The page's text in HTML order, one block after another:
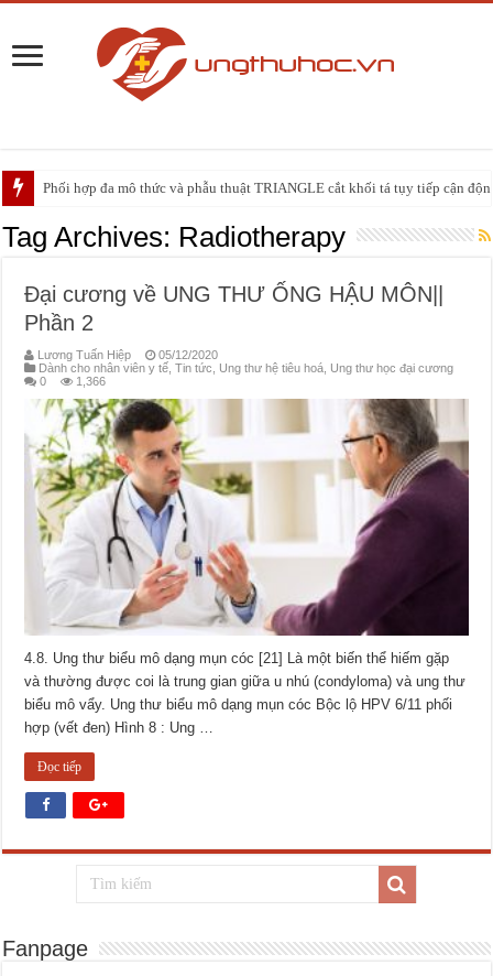
Phối hợp đa mô thức và phẫu thuật TRIANGLE cắt khối tá tụy tiếp cận
PHẪU THUẬT NEUHAUS: GIẢI PHÁP ĐIỀU TRỊ TRIỆT CĂN CHO UNG
Tag Archives: Radiotherapy
Đại cương về UNG THƯ ỐNG HẬU MÔN||
Phần 2
Lương Tuấn Hiệp
05/12/2020
Dành cho nhân viên y tế ,Tin tức Ung thư hệ tiêu hoá Ung thư học đại cương
0
1,366
4.8. Ung thư biểu mô dạng mụn cóc [21] Là một biến thể hiếm gặp
và thường được coi là trung gian giữa u nhú (condyloma) và ung thư
biểu mô vẩy. Ung thư biểu mô dạng mụn cóc Bộc lộ HPV 6/11 phối
hợp (vết đen) Hình 8 : Ung …
Đọc tiếp
Fanpage